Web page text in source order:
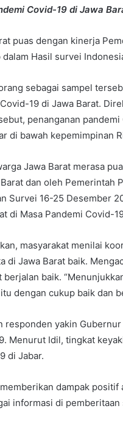
Covid-19 di Jawa
puas dengan kinerja
Hasil survei
sebagai sampel
19 di Jawa Barat.
penanganan
di bawah kepemimpinan
Jawa Barat merasa
dan oleh Pemerintah
Survei 16-25 Desember
di Masa Pandemi Covid-
masyarakat menilai
di Jawa Barat baik.
baik.
dengan cukup baik dan
yakin
Menurut Idil, tingkat
di Jabar.
dampak
informasi di pemberitaan